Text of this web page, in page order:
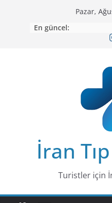
Pazar,
En güncel:
İran
Turistler için